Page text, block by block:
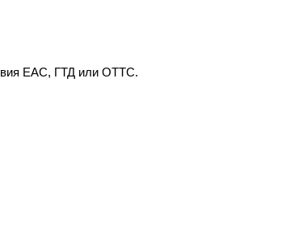
EAC, ГТД или ОТТС.